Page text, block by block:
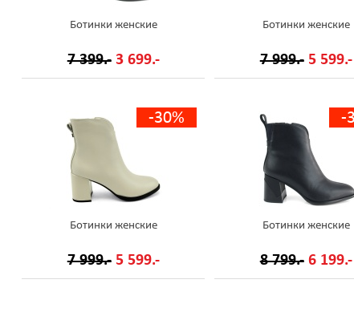
Ботинки женские
7 399.- 3 699.-
Ботинки женские
7 999.- 5 599.-
-30%
Ботинки женские
7 999.- 5 599.-
-
Ботинки женские
8 799.- 6 199.-